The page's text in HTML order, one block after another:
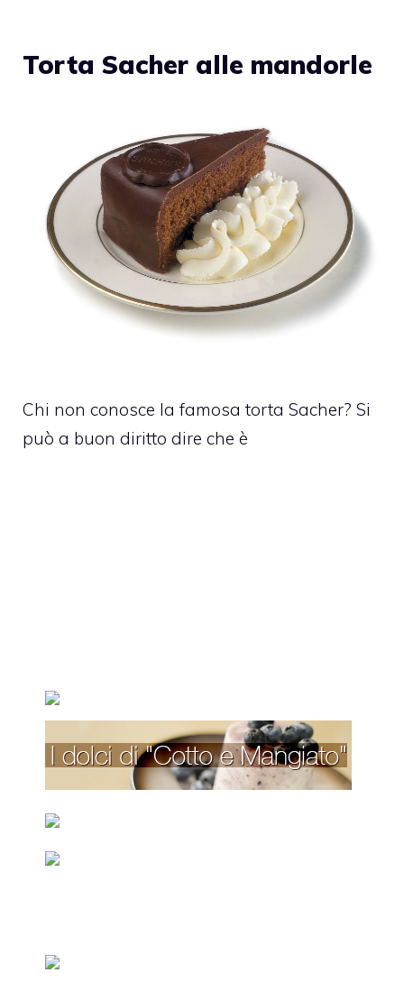
Torta Sacher alle mandorle
Chi non conosce la famosa torta Sacher? Si
può a buon diritto dire che è